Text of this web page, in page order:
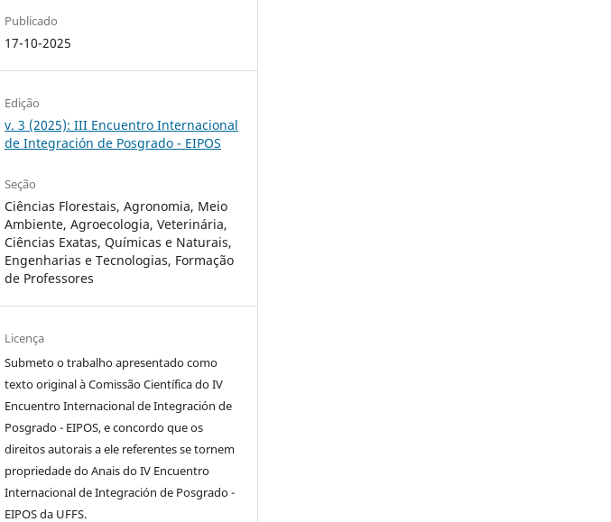
Publicado
17-10-2025
Edição
v. 3 (2025): III Encuentro Internacional
de Integración de Posgrado - EIPOS
Seção
Ciências Florestais, Agronomia, Meio
Ambiente, Agroecologia, Veterinária,
Ciências Exatas, Químicas e Naturais,
Engenharias e Tecnologias, Formação
de Professores
Licença
Submeto o trabalho apresentado como
texto original à Comissão Científica do IV
Encuentro Internacional de Integración de
Posgrado - EIPOS, e concordo que os
direitos autorais a ele referentes se tornem
propriedade do Anais do IV Encuentro
Internacional de Integración de Posgrado -
EIPOS da UFFS.